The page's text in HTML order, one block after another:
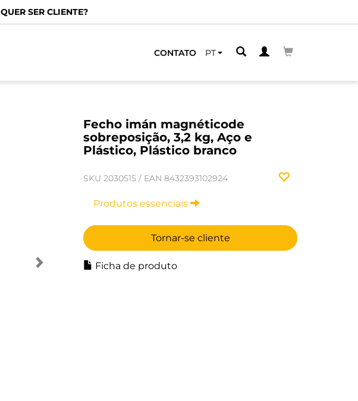
QUER SER CLIENTE?
CONTATO PT
Fecho imán magnéticode
sobreposição, 3,2 kg, Aço e
Plástico, Plástico branco
SKU 2030515 / EAN 8432393102924
Produtos essenciais
Tornar-se cliente
Ficha de produto